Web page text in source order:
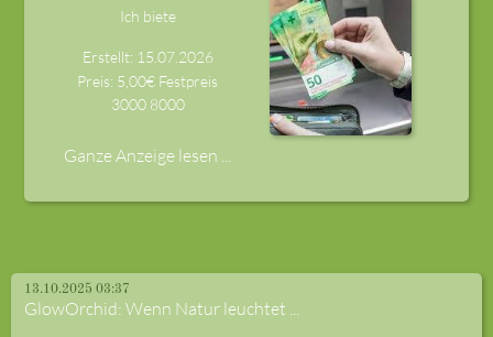
Ich biete
Erstellt: 15.07.2026
Preis: 5,00€ Festpreis
3000 8000
Ganze Anzeige lesen ...
13.10.2025 03:37
GlowOrchid: Wenn Natur leuchtet ...